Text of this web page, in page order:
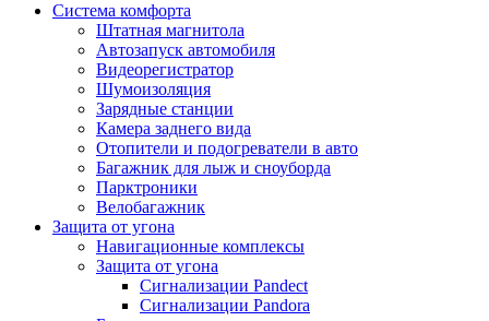
Система комфорта
Штатная магнитола
Автозапуск автомобиля
Видеорегистратор
Шумоизоляция
Зарядные станции
Камера заднего вида
Отопители и подогреватели в авто
Багажник для лыж и сноуборда
Парктроники
Велобагажник
Защита от угона
Навигационные комплексы
Защита от угона
Сигнализации Pandect
Сигнализации Pandora